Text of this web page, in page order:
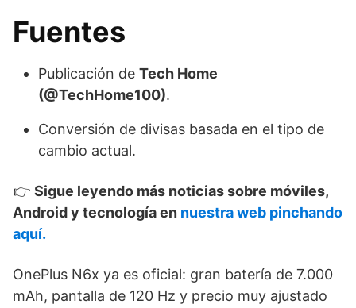
Fuentes
Publicación de Tech Home
(@TechHome100).
Conversión de divisas basada en el tipo de
cambio actual.
👉 Sigue leyendo más noticias sobre móviles,
Android y tecnología en nuestra web pinchando
aquí.
OnePlus N6x ya es oficial: gran batería de 7.000
mAh, pantalla de 120 Hz y precio muy ajustado